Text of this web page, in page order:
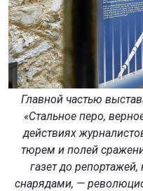
Главной частью
«Стальное перо,
действиях
тюрем и полей
газет до
снарядами, —